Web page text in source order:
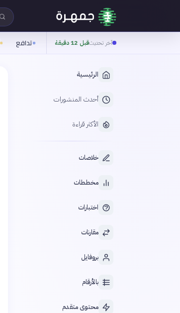
آخر تحديثقبل 12 دقيقة تدافع
الرئيسية
أحدث المنشورات
الأكثر قراءة
خلاصات
مخططات
اختبارات
مقارنات
بروفايل
بالأرقام
محتوى متقدم